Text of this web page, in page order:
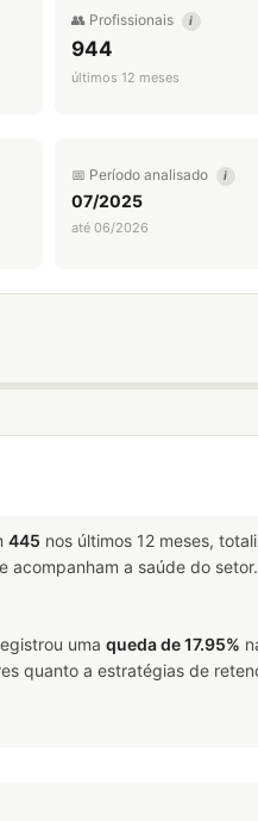
👥 Profissionais i
944
últimos 12 meses
📅 Período analisado i
07/2025
até 06/2026
445 nos últimos 12 meses,
acompanham a saúde do
uma queda de 17.95%
quanto a estratégias de